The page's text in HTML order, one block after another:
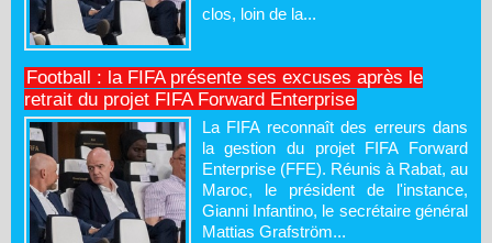
clos, loin de la...
Football : la FIFA présente ses excuses après le
retrait du projet FIFA Forward Enterprise
La FIFA reconnaît des erreurs dans
la gestion du projet FIFA Forward
Enterprise (FFE). Réunis à Rabat, au
Maroc, le président de l'instance,
Gianni Infantino, le secrétaire général
Mattias Grafström...